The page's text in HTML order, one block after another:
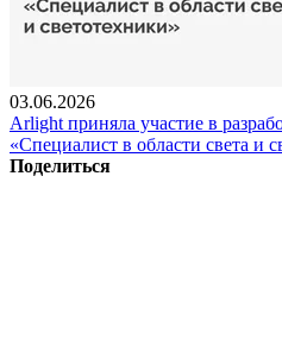
03.06.2026
Arlight приняла участие в
«Специалист в области света и
Поделиться